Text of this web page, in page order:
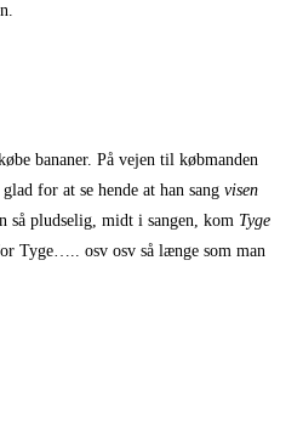
bananer. På vejen til købmanden
for at se hende at han sang visen
så pludselig, midt i sangen, kom Tyge
Tyge….. osv osv så længe som man